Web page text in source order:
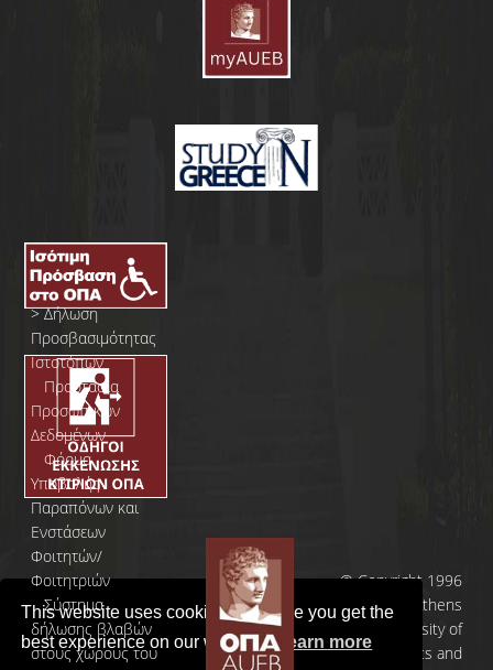
This website uses cookies to ensure you get the
best experience on our website.Learn more
>Δήλωση
Προσβασιμότητας
Ιστοτόπων
Προστασία
Προσωπικών
Δεδομένων
Φόρμα
Yποβολής
Παραπόνων και
Ενστάσεων
Φοιτητών/
Φοιτητριών
>Σύστημα
δήλωσης βλαβών
στους χώρους του
© Copyright 1996
- 2026 | Athens
University of
Economics and